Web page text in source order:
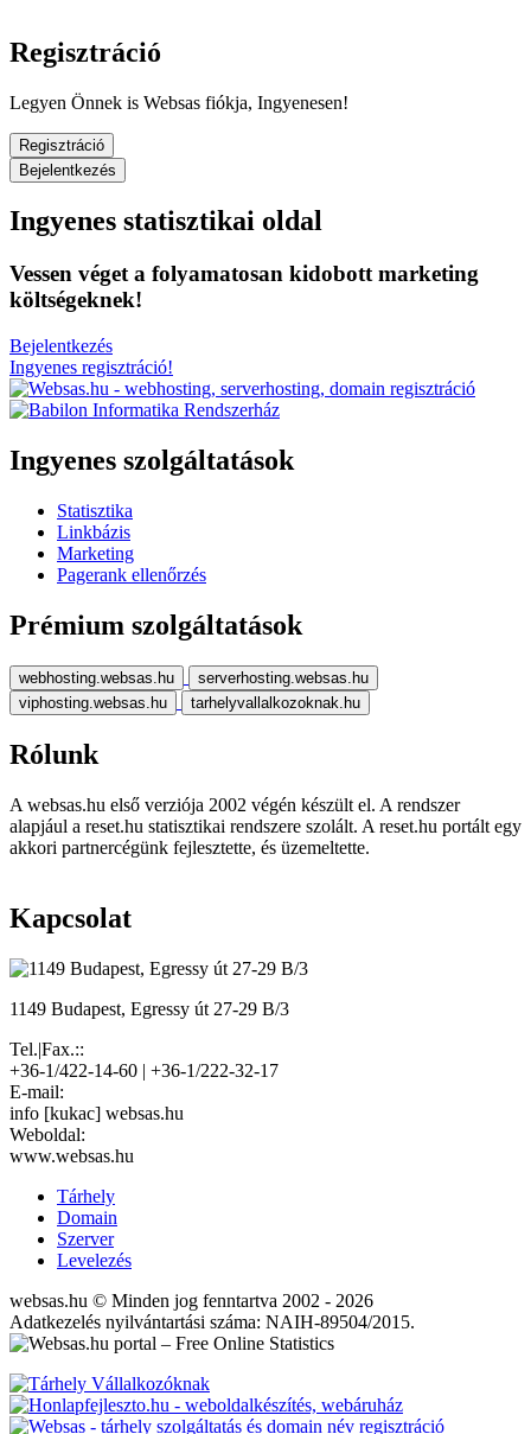
Regisztráció
Legyen Önnek is Websas fiókja, Ingyenesen!
Regisztráció
Bejelentkezés
Ingyenes statisztikai oldal
Vessen véget a folyamatosan kidobott marketing
költségeknek!
Bejelentkezés
Ingyenes regisztráció!
Ingyenes szolgáltatások
Statisztika
Linkbázis
Marketing
Pagerank ellenőrzés
Prémium szolgáltatások
webhosting.websas.hu
serverhosting.websas.hu
viphosting.websas.hu
tarhelyvallalkozoknak.hu
Rólunk
A websas.hu első verziója 2002 végén készült el. A rendszer
alapjául a reset.hu statisztikai rendszere szolált. A reset.hu portált egy
akkori partnercégünk fejlesztette, és üzemeltette.
Kapcsolat
1149 Budapest, Egressy út 27-29 B/3
Tel.|Fax.::
+36-1/422-14-60 | +36-1/222-32-17
E-mail:
info [kukac] websas.hu
Weboldal:
www.websas.hu
Tárhely
Domain
Szerver
Levelezés
websas.hu © Minden jog fenntartva 2002 - 2026
Adatkezelés nyilvántartási száma: NAIH-89504/2015.